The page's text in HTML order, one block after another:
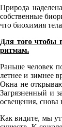
Природа
собственные
что биохимия
Для того чтобы
ритмам.
Раньше человек
летнее и зимнее
Окна не
Загрязненный и
освещения, снова
Как видите, мы